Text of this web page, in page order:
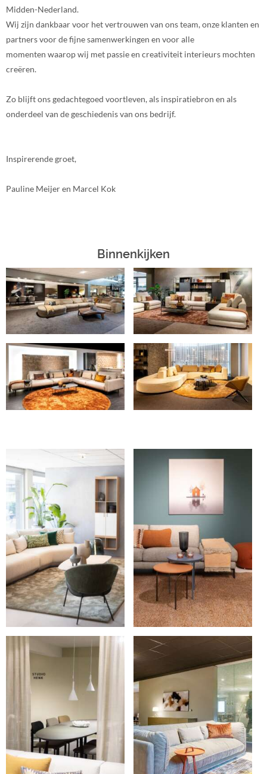
Midden-Nederland.
Wij zijn dankbaar voor het vertrouwen van ons team, onze klanten en
partners voor de fijne samenwerkingen en voor alle
momenten waarop wij met passie en creativiteit interieurs mochten
creëren.
Zo blijft ons gedachtegoed voortleven, als inspiratiebron en als
onderdeel van de geschiedenis van ons bedrijf.
Inspirerende groet,
Pauline Meijer en Marcel Kok
Binnenkijken